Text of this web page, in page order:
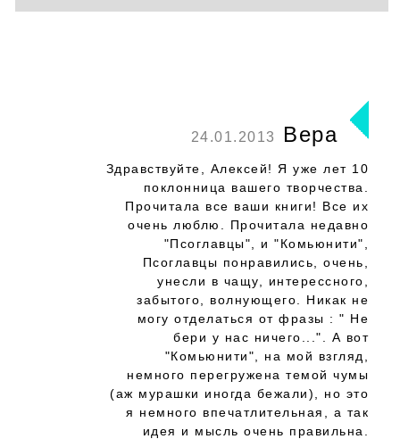
24.01.2013 Вера
Здравствуйте, Алексей! Я уже лет 10
поклонница вашего творчества.
Прочитала все ваши книги! Все их
очень люблю. Прочитала недавно
"Псоглавцы", и "Комьюнити",
Псоглавцы понравились, очень,
унесли в чащу, интерессного,
забытого, волнующего. Никак не
могу отделаться от фразы : " Не
бери у нас ничего...". А вот
"Комьюнити", на мой взгляд,
немного перегружена темой чумы
(аж мурашки иногда бежали), но это
я немного впечатлительная, а так
идея и мысль очень правильна.